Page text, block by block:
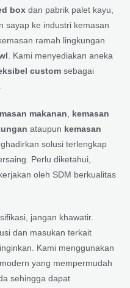
box dan pabrik palet kayu,
sayap ke industri kemasan
ramah lingkungan
. Kami menyediakan aneka
custom sebagai
makanan
kemasan
ataupun kemasan
solusi terlengkap
Perlu diketahui,
oleh SDM berkualitas
jangan khawatir.
dan masukan terkait
Kami menggunakan
yang mempermudah
sehingga dapat